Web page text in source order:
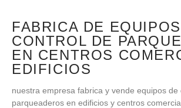
FABRICA DE
CONTROL DE
EN CENTROS
EDIFICIOS
nuestra empresa fabrica y vende equipos de
parqueaderos en edificios y centros